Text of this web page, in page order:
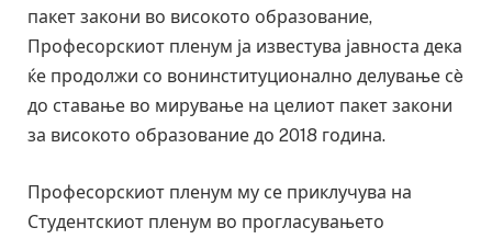
пакет закони во високото образование,
Професорскиот пленум ја известува јавноста дека
ќе продолжи со вонинституционално делување сè
до ставање во мирување на целиот пакет закони
за високото образование до 2018 година.
Професорскиот пленум му се приклучува на
Студентскиот пленум во прогласувањето